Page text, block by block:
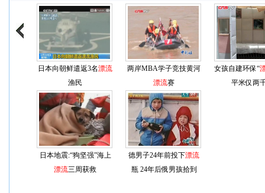
日本向朝鲜遣返3名漂流
渔民
两岸MBA学子竞技黄河
漂流赛
女孩自建环保“
平米仅两
日本地震:“狗坚强”海上
漂流三周获救
德男子24年前投下漂流
瓶 24年后俄男孩拾到